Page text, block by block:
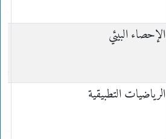
الإحصاء البيئي
الرياضيات التطبيقية